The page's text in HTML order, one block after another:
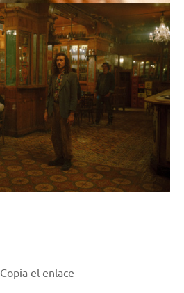
Copia el enlace